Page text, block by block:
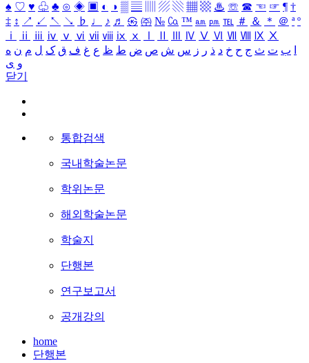
♠ ♡ ♥ ♧ ♣ ⊙ ◈ ▣ ◐ ◑ ▒ ▤ ▨ ▧ ▦ ▩ ♨ ☏ ☎ ☜ ☞ ¶ †
‡ ↕ ↗ ↙ ↖ ↘ ♭ ♩ ♪ ♬ ㉿ ㈜ № ㏇ ™ ㏂ ㏘ ℡ ＃ ＆ ＊ ＠ ª º
ⅰ
ⅱ ⅲ ⅳ ⅴ ⅵ ⅶ ⅷ ⅸ ⅹ Ⅳ Ⅴ Ⅵ Ⅶ Ⅷ Ⅸ Ⅹ
ب ت ث ج ح خ د ذ ر ز س ش ص ض ط ظ ع غ ف ق ک ل م ن ه
و ی
닫기
통합검색
국내학술논문
학위논문
해외학술논문
학술지
단행본
연구보고서
공개강의
home
단행본